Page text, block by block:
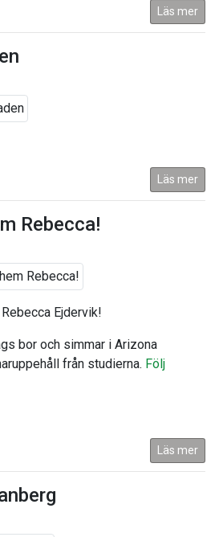
Läs mer
Läs mer
Rebecca!
Ejdervik!
bor och simmar i Arizona
från studierna. Följ
Läs mer